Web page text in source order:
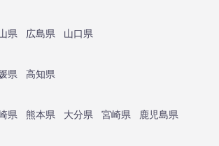
県 広島県
山口県
県
高知県
県 熊本県 大分県 宮崎県
鹿児島県